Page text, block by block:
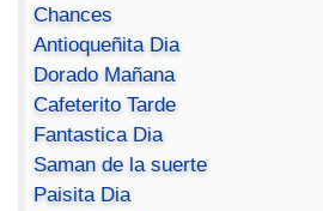
Chances
Antioqueñita Dia
Dorado Mañana
Cafeterito Tarde
Fantastica Dia
Saman de la suerte
Paisita Dia